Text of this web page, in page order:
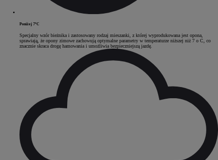
Poniżej 7ºC
Specjalny wzór bieżnika i zastosowany rodzaj mieszanki, z której wyprodukowana jest opona,
sprawiają, że opony zimowe zachowują optymalne parametry w temperaturze niższej niż 7 o C, co
znacznie skraca drogę hamowania i umożliwia bezpieczniejszą jazdę.